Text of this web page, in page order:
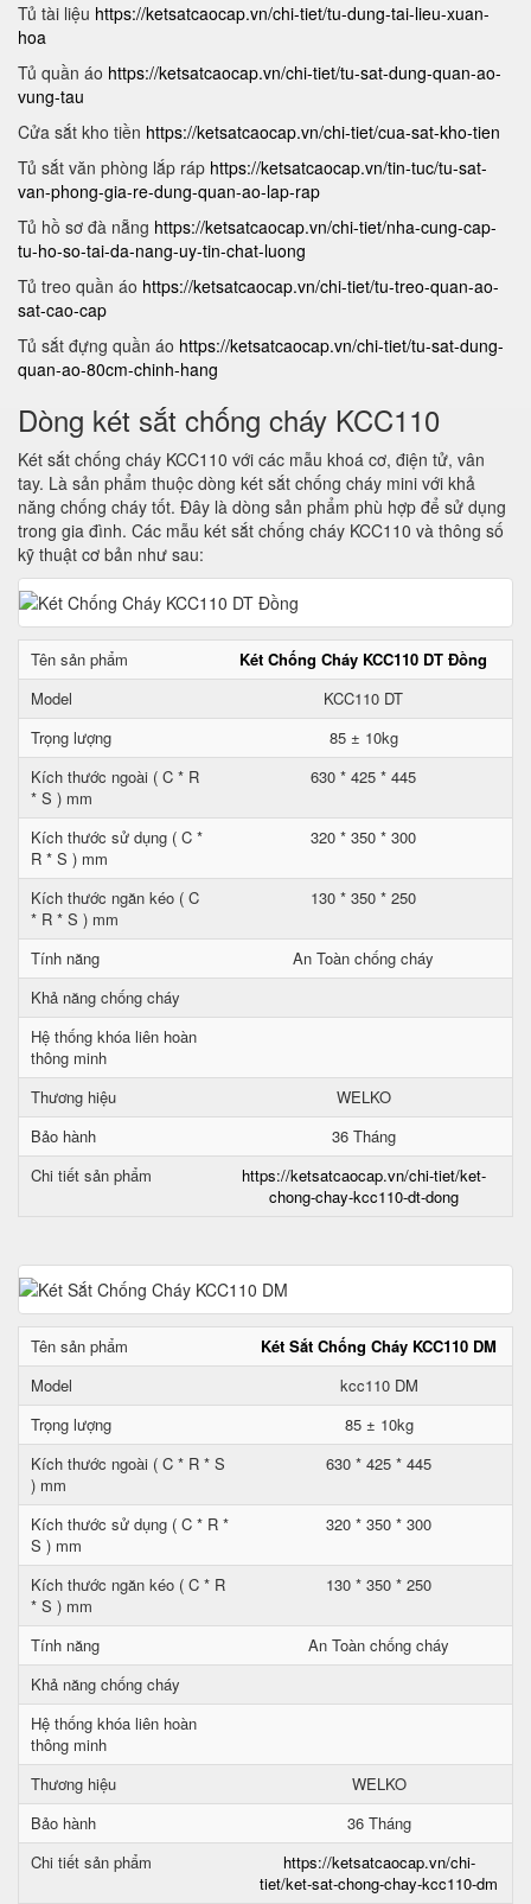
Tủ tài liệu https://ketsatcaocap.vn/chi-tiet/tu-dung-tai-lieu-xuan-
hoa
Tủ quần áo https://ketsatcaocap.vn/chi-tiet/tu-sat-dung-quan-ao-
vung-tau
Cửa sắt kho tiền https://ketsatcaocap.vn/chi-tiet/cua-sat-kho-tien
Tủ sắt văn phòng lắp ráp https://ketsatcaocap.vn/tin-tuc/tu-sat-
van-phong-gia-re-dung-quan-ao-lap-rap
Tủ hồ sơ đà nẵng https://ketsatcaocap.vn/chi-tiet/nha-cung-cap-
tu-ho-so-tai-da-nang-uy-tin-chat-luong
Tủ treo quần áo https://ketsatcaocap.vn/chi-tiet/tu-treo-quan-ao-
sat-cao-cap
Tủ sắt đựng quần áo https://ketsatcaocap.vn/chi-tiet/tu-sat-dung-
quan-ao-80cm-chinh-hang
Dòng két sắt chống cháy KCC110
Két sắt chống cháy KCC110 với các mẫu khoá cơ, điện tử, vân
tay. Là sản phẩm thuộc dòng két sắt chống cháy mini với khả
năng chống cháy tốt. Đây là dòng sản phẩm phù hợp để sử dụng
trong gia đình. Các mẫu két sắt chống cháy KCC110 và thông số
kỹ thuật cơ bản như sau:
Tên sản phẩm
Két Chống Cháy KCC110 DT Đồng
Model
KCC110 DT
Trọng lượng
85 ± 10kg
Kích thước ngoài ( C * R
* S ) mm
630 * 425 * 445
Kích thước sử dụng ( C *
R * S ) mm
320 * 350 * 300
Kích thước ngăn kéo ( C
* R * S ) mm
130 * 350 * 250
Tính năng
An Toàn chống cháy
Khả năng chống cháy
Hệ thống khóa liên hoàn
thông minh
Thương hiệu
WELKO
Bảo hành
36 Tháng
Chi tiết sản phẩm
https://ketsatcaocap.vn/chi-tiet/ket-
chong-chay-kcc110-dt-dong
Tên sản phẩm
Két Sắt Chống Cháy KCC110 DM
Model
kcc110 DM
Trọng lượng
85 ± 10kg
Kích thước ngoài ( C * R * S
) mm
630 * 425 * 445
Kích thước sử dụng ( C * R *
S ) mm
320 * 350 * 300
Kích thước ngăn kéo ( C * R
* S ) mm
130 * 350 * 250
Tính năng
An Toàn chống cháy
Khả năng chống cháy
Hệ thống khóa liên hoàn
thông minh
Thương hiệu
WELKO
Bảo hành
36 Tháng
Chi tiết sản phẩm
https://ketsatcaocap.vn/chi-
tiet/ket-sat-chong-chay-kcc110-dm